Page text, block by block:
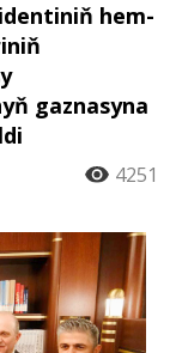
hem-
gaznasyna
4251